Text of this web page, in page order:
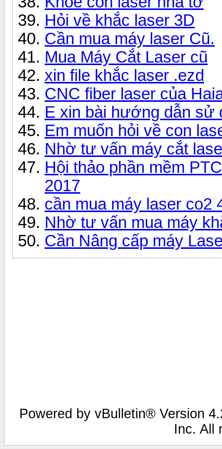
Hỏi về khắc laser 3D
Cần mua máy laser Cũ.
Mua Máy Cắt Laser cũ
xin file khắc laser .ezd
CNC fiber laser của
E xin bài hướng dẫn sử
Em muốn hỏi về con
Nhờ tư vấn máy cắt
Hội thảo phần mềm
2017
cần mua máy laser co2
Nhờ tư vấn mua máy
Cần Nâng cấp máy
Powered by vBulletin® Version
Inc. All